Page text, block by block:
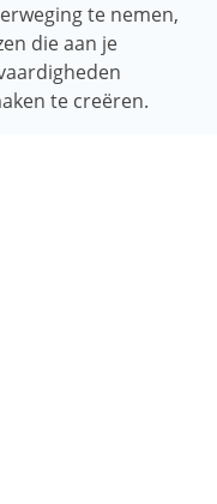
te nemen,
die aan je
te creëren.